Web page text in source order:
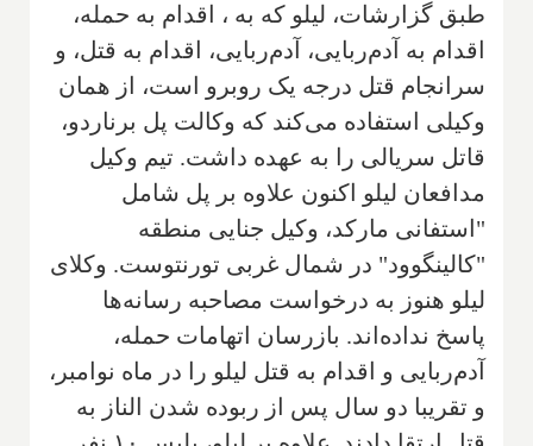
طبق گزارشات، لیلو که به ، اقدام به حمله،
اقدام به آدم‌ربایی، آدم‌ربایی، اقدام به قتل، و
سرانجام قتل درجه یک روبرو است، از همان
وکیلی استفاده می‌کند که وکالت پل برناردو،
قاتل سریالی را به عهده داشت. تیم وکیل
مدافعان لیلو اکنون علاوه بر پل شامل
"استفانی مارکد، وکیل جنایی منطقه
"کالینگوود" در شمال غربی تورنتوست. وکلای
لیلو هنوز به درخواست مصاحبه رسانه‌ها
پاسخ نداده‌اند. بازرسان اتهامات حمله،
آدم‌ربایی و اقدام به قتل لیلو را در ماه نوامبر،
و تقریبا دو سال پس از ربوده شدن الناز به